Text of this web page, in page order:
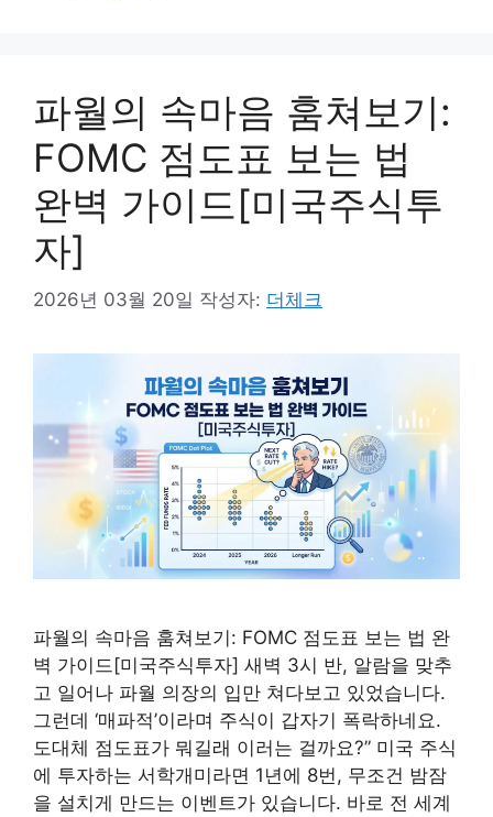
파월의 속마음 훔쳐보기:
FOMC 점도표 보는 법
완벽 가이드[미국주식투
자]
2026년 03월 20일 작성자: 더체크
파월의 속마음 훔쳐보기: FOMC 점도표 보는 법 완
벽 가이드[미국주식투자] 새벽 3시 반, 알람을 맞추
고 일어나 파월 의장의 입만 쳐다보고 있었습니다.
그런데 ‘매파적’이라며 주식이 갑자기 폭락하네요.
도대체 점도표가 뭐길래 이러는 걸까요?” 미국 주식
에 투자하는 서학개미라면 1년에 8번, 무조건 밤잠
을 설치게 만드는 이벤트가 있습니다. 바로 전 세계